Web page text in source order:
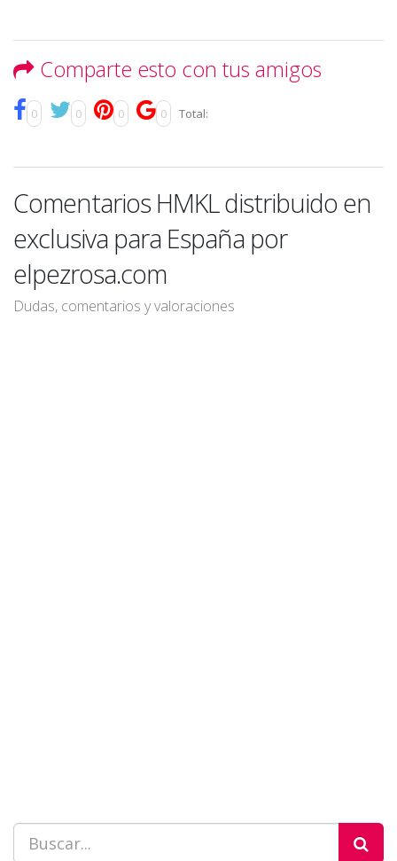
Comparte esto con tus amigos
0 0 0 0 Total:
Comentarios HMKL distribuido en
exclusiva para España por
elpezrosa.com
Dudas, comentarios y valoraciones